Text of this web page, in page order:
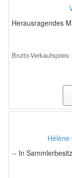
Herausragendes
Brutto-Verkaufspreis:
-- In